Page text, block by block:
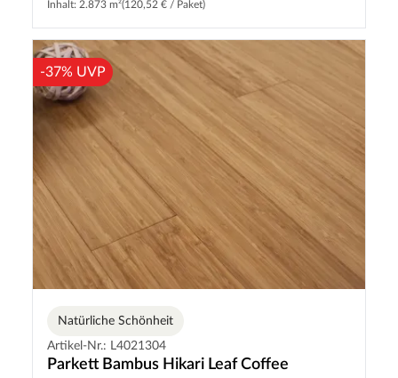
Inhalt: 2.873 m²(120,52 € / Paket)
-37% UVP
Natürliche Schönheit
Artikel-Nr.: L4021304
Parkett Bambus Hikari Leaf Coffee